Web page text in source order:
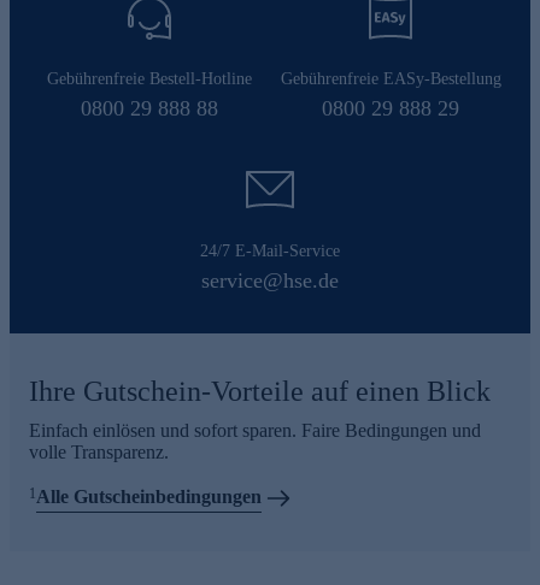
Gebührenfreie Bestell-Hotline
0800 29 888 88
Gebührenfreie EASy-Bestellung
0800 29 888 29
24/7 E-Mail-Service
service@hse.de
Ihre Gutschein-Vorteile auf einen Blick
Einfach einlösen und sofort sparen. Faire Bedingungen und
volle Transparenz.
1 Alle Gutscheinbedingungen